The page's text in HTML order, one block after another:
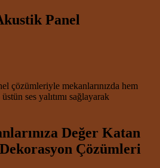
Panel
çözümleriyle mekanlarınızda hem
ses yalıtımı sağlayarak
Değer Katan
Çözümleri